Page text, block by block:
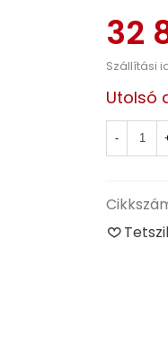
32
Szállítási
Utolsó
-